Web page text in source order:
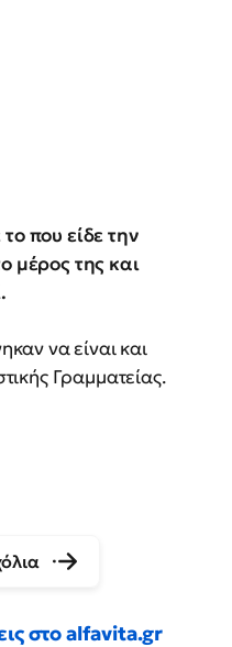
που είδε την
μέρος της και
να είναι και
Γραμματείας.
στο alfavita.gr